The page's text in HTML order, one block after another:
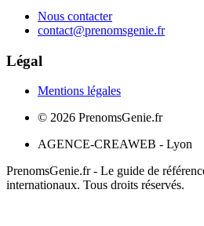
Nous contacter
contact@prenomsgenie.fr
Légal
Mentions légales
© 2026 PrenomsGenie.fr
AGENCE-CREAWEB - Lyon
PrenomsGenie.fr - Le guide de
internationaux. Tous droits réservés.